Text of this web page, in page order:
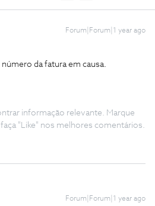
Forum|Forum|1 year ago
da fatura em causa.
informação relevante. Marque
"Like" nos melhores comentários.
Forum|Forum|1 year ago